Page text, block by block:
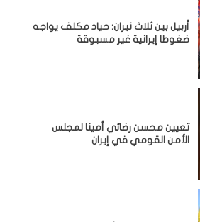
أربيل بين ثلاث نيران: حياد مكلف يواجه
ضغوطا إيرانية غير مسبوقة
تعيين محسن رضائي أمينا لمجلس
الأمن القومي في إيران